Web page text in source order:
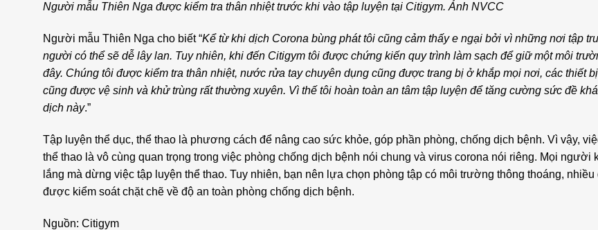
Người mẫu Thiên Nga được kiểm tra thân nhiệt trước khi vào tập luyện tại Citigym. Ảnh NVCC
Người mẫu Thiên Nga cho biết “Kể từ khi dịch Corona bùng phát tôi cũng cảm thấy e ngại bởi vì những nơi tập
người có thể sẽ dễ lây lan. Tuy nhiên, khi đến Citigym tôi được chứng kiến quy trình làm sạch để giữ một môi
đây. Chúng tôi được kiểm tra thân nhiệt, nước rửa tay chuyên dụng cũng được trang bị ở khắp mọi nơi, các thiết
cũng được vệ sinh và khử trùng rất thường xuyên. Vì thế tôi hoàn toàn an tâm tập luyện để tăng cường sức đề
dịch này.”
Tập luyện thể dục, thể thao là phương cách để nâng cao sức khỏe, góp phần phòng, chống dịch bệnh. Vì vậy,
thể thao là vô cùng quan trọng trong việc phòng chống dịch bệnh nói chung và virus corona nói riêng. Mọi người
lắng mà dừng việc tập luyện thể thao. Tuy nhiên, bạn nên lựa chọn phòng tập có môi trường thông thoáng, nhiều
được kiểm soát chặt chẽ về độ an toàn phòng chống dịch bệnh.
Nguồn: Citigym